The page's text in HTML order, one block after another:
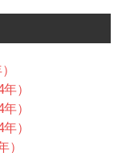
）
）
）
）